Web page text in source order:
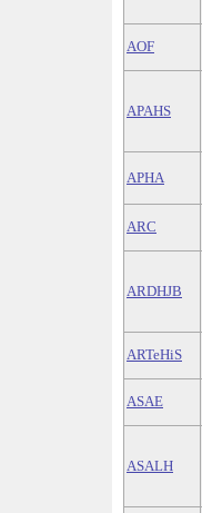
AOF
APAHS
APHA
ARC
ARDHJB
ARTeHiS
ASAE
ASALH